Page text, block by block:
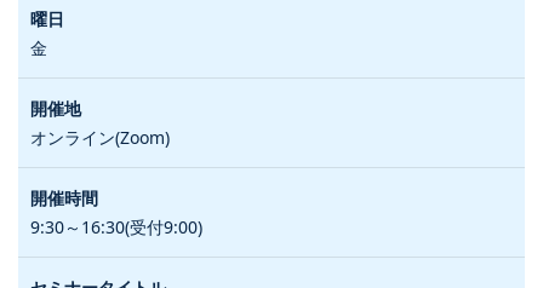
金
オンライン(Zoom)
9:30～16:30(受付9:00)